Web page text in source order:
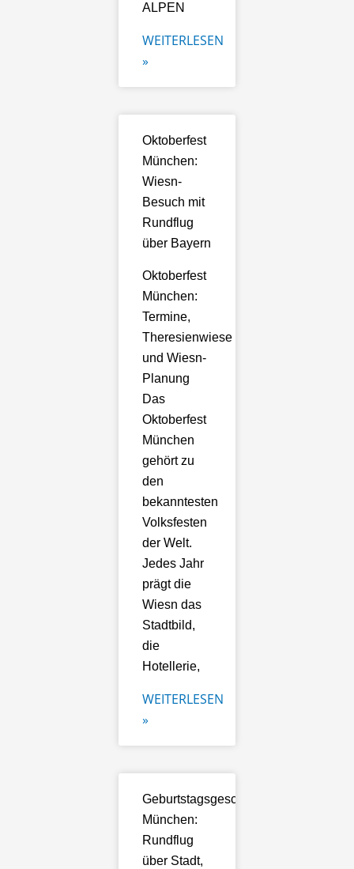
ALPEN
WEITERLESEN
»
Oktoberfest
München:
Wiesn-
Besuch mit
Rundflug
über Bayern
Oktoberfest
München:
Termine,
Theresienwiese
und Wiesn-
Planung
Das
Oktoberfest
München
gehört zu
den
bekanntesten
Volksfesten
der Welt.
Jedes Jahr
prägt die
Wiesn das
Stadtbild,
die
Hotellerie,
WEITERLESEN
»
Geburtstagsgeschenk
München:
Rundflug
über Stadt,